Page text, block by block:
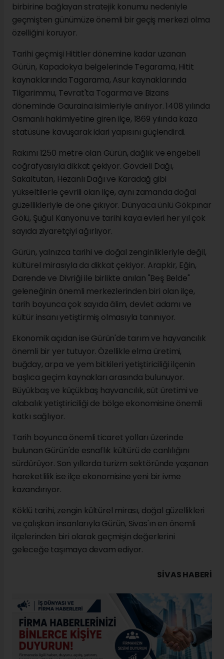
birbirine bağlayan stratejik konumu nedeniyle
geçmişten günümüze önemli bir geçiş merkezi olma
özelliğini koruyor.
Tarihi geçmişi Hititler dönemine kadar uzanan
Gürün, Kapadokya belgelerinde Tegarama, Hitit
kaynaklarında Tagarama, Asur kaynaklarında
Tilgarimmu, Tevrat'ta Togarma ve Bizans
döneminde Gauraina isimleriyle anılıyor. 1408 yılında
Osmanlı hakimiyetine giren ilçe, 1869 yılında kaza
statüsüne kavuşarak idari yapısını güçlendirdi.
Rakımı 1250 metre olan Gürün, dağlık ve engebeli
coğrafyasıyla dikkat çekiyor. Gövdeli Dağı,
Sakaltutan, Hezanlı Dağı ve Karadağ gibi
yükseltilerle çevrili olan ilçe, aynı zamanda doğal
güzellikleriyle de öne çıkıyor. Dünyaca ünlü Gökpınar
Gölü, Şuğul Kanyonu ve tarihi kaya evleri her yıl çok
sayıda ziyaretçiyi ağırlıyor.
Gürün, yalnızca tarihi ve doğal zenginlikleriyle değil,
kültürel mirasıyla da dikkat çekiyor. Arapkir, Eğin,
Darende ve Divriği ile birlikte anılan "Beş Belde"
geleneğinin önemli merkezlerinden biri olan ilçe,
tarih boyunca çok sayıda âlim, devlet adamı ve
kültür insanı yetiştirmiş olmasıyla tanınıyor.
Ekonomik açıdan ise Gürün'de tarım ve hayvancılık
önemli bir yer tutuyor. Özellikle elma üretimi,
buğday, arpa ve yem bitkileri yetiştiriciliği ilçenin
başlıca geçim kaynakları arasında bulunuyor.
Büyükbaş ve küçükbaş hayvancılık, süt üretimi ve
alabalık yetiştiriciliği de bölge ekonomisine önemli
katkı sağlıyor.
Tarih boyunca önemli ticaret yolları üzerinde
bulunan Gürün'de esnaflık kültürü de canlılığını
sürdürüyor. Son yıllarda turizm sektöründe yaşanan
hareketlilik ise ilçe ekonomisine yeni bir ivme
kazandırıyor.
Köklü tarihi, zengin kültürel mirası, doğal güzellikleri
ve çalışkan insanlarıyla Gürün, Sivas'ın en önemli
ilçelerinden biri olarak geçmişin değerlerini
geleceğe taşımaya devam ediyor.
SIVAS HABERİ